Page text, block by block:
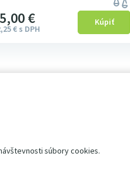
súbory cookies.
00€
25€ s DPH